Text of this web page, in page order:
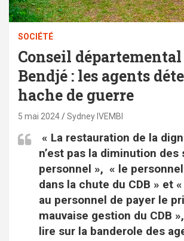
SOCIÉTÉ
Conseil départemental
Bendjé : les agents
hache de guerre
5 mai 2024 Sydney IVEMBI
« La restauration de la
n’est pas la diminution des
personnel », « le personnel
dans la chute du CDB » et
au personnel de payer le
mauvaise gestion du CDB
lire sur la banderole des